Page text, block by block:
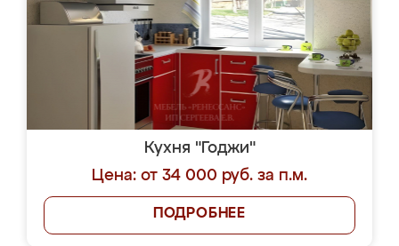
Кухня "Годжи"
Цена: от 34 000 руб. за п.м.
ПОДРОБНЕЕ